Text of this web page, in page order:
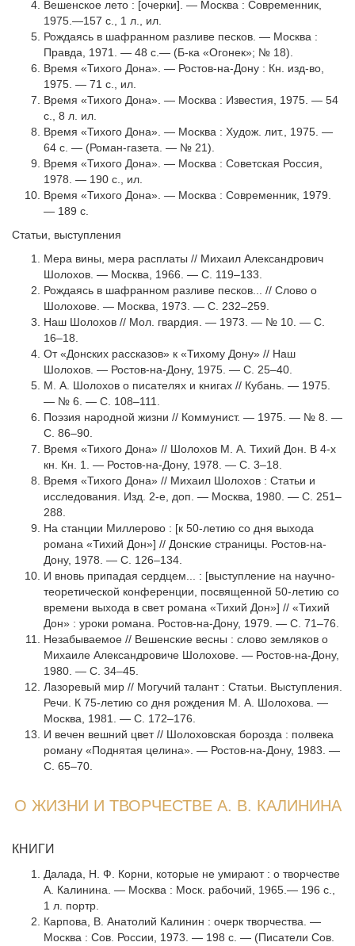
Вешенское лето : [очерки]. — Москва : Современник,
1975.—157 с., 1 л., ил.
Рождаясь в шафранном разливе песков. — Москва :
Правда, 1971. — 48 с.— (Б-ка «Огонек»; № 18).
Время «Тихого Дона». — Ростов-на-Дону : Кн. изд-во,
1975. — 71 с., ил.
Время «Тихого Дона». — Москва : Известия, 1975. — 54
с., 8 л. ил.
Время «Тихого Дона». — Москва : Худож. лит., 1975. —
64 с. — (Роман-газета. — № 21).
Время «Тихого Дона». — Москва : Советская Россия,
1978. — 190 с., ил.
Время «Тихого Дона». — Москва : Современник, 1979.
— 189 с.
Статьи, выступления
Мера вины, мера расплаты // Михаил Александрович
Шолохов. — Москва, 1966. — С. 119–133.
Рождаясь в шафранном разливе песков... // Слово о
Шолохове. — Москва, 1973. — С. 232–259.
Наш Шолохов // Мол. гвардия. — 1973. — № 10. — С.
16–18.
От «Донских рассказов» к «Тихому Дону» // Наш
Шолохов. — Ростов-на-Дону, 1975. — С. 25–40.
М. А. Шолохов о писателях и книгах // Кубань. — 1975.
— № 6. — С. 108–111.
Поэзия народной жизни // Коммунист. — 1975. — № 8. —
С. 86–90.
Время «Тихого Дона» // Шолохов М. А. Тихий Дон. В 4-х
кн. Кн. 1. — Ростов-на-Дону, 1978. — С. 3–18.
Время «Тихого Дона» // Михаил Шолохов : Статьи и
исследо­вания. Изд. 2-е, доп. — Москва, 1980. — С. 251–
288.
На станции Миллерово : [к 50-летию со дня выхода
романа «Тихий Дон»] // Донские страницы. Ростов-на-
Дону, 1978. — С. 126–134.
И вновь припадая сердцем... : [выступление на научно-
теоретической конференции, посвященной 50-летию со
времени выхода в свет романа «Тихий Дон»] // «Тихий
Дон» : уроки романа. Ростов-на-Дону, 1979. — С. 71–76.
Незабываемое // Вешенские весны : слово земляков о
Михаиле Алек­сандровиче Шолохове. — Ростов-на-Дону,
1980. — С. 34–45.
Лазоревый мир // Могучий талант : Статьи. Выступления.
Речи. К 75-летию со дня рождения М. А. Шолохова. —
Москва, 1981. — С. 172–176.
И вечен вешний цвет // Шолоховская борозда : полвека
роману «Под­нятая целина». — Ростов-на-Дону, 1983. —
С. 65–70.
О ЖИЗНИ И ТВОРЧЕСТВЕ А. В. КАЛИНИНА
КНИГИ
Далада, Н. Ф. Корни, которые не умирают : о творчестве
А. Калинина. — Москва : Моск. рабочий, 1965.— 196 с.,
1 л. портр.
Карпова, В. Анатолий Калинин : очерк творчества. —
Москва : Сов. России, 1973. — 198 с. — (Писатели Сов.